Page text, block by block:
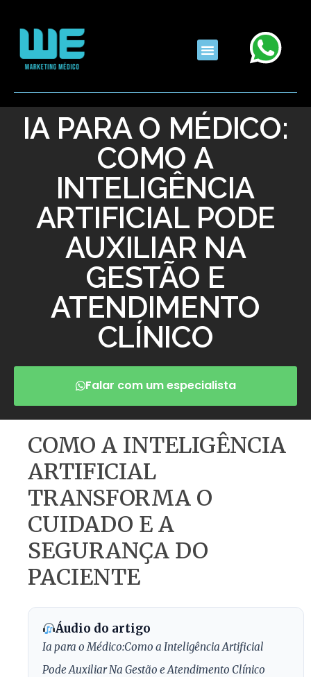
IA PARA O MÉDICO:
COMO A
INTELIGÊNCIA
ARTIFICIAL PODE
AUXILIAR NA
GESTÃO E
ATENDIMENTO
CLÍNICO
Falar com um especialista
COMO A INTELIGÊNCIA
ARTIFICIAL
TRANSFORMA O
CUIDADO E A
SEGURANÇA DO
PACIENTE
Áudio do artigo
Ia para o Médico:Como a Inteligência Artificial
Pode Auxiliar Na Gestão e Atendimento Clínico